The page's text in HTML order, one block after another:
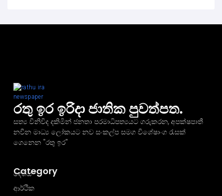
රතු ඉර ඉරිදා ජාතික පුවත්පත.
සත්‍ය විනිවිද දකිමින් ජනතා පරමාධිපත්‍යයට ගරුකරන, අපක්ෂපාතී
නවීන මාධ්‍ය ලෝකයට නව සංකල්ප සමග විශේෂාංග රැසක්
ගෙනෙන "රතු ඉර"
Category
දේශීය
ආර්ථික